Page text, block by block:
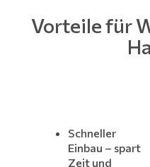
Vorteile für
Schneller
Einbau – spart
Zeit und